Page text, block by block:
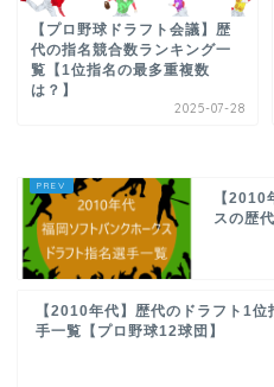
【プロ野球ドラフト会議】歴
代の指名競合数ランキング一
覧【1位指名の最多重複数
は？】
2025-07-28
【2010
スの歴
【2010年代】歴代のドラフト1位
手一覧【プロ野球12球団】